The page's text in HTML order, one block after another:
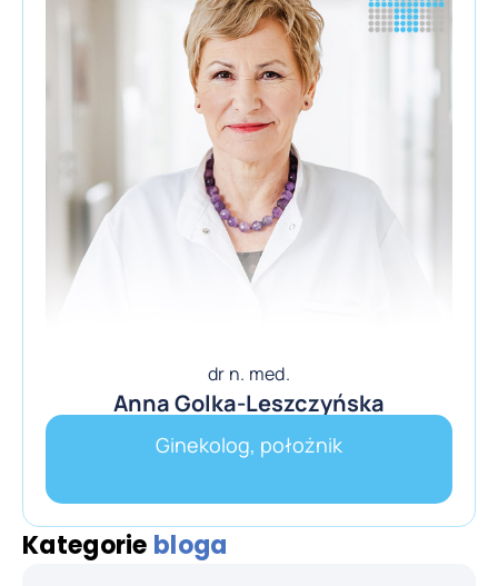
dr n. med.
Anna Golka-Leszczyńska
Ginekolog, położnik
Kategorie bloga